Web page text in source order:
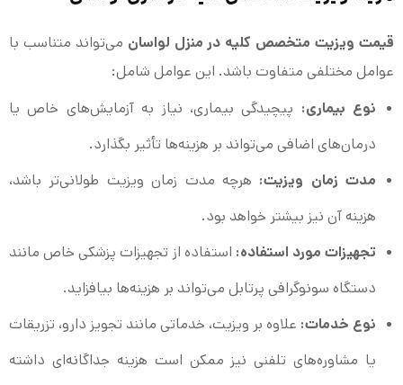
قیمت ویزیت متخصص کلیه در منزل لواسانمی‌تواند متناسب با
عوامل مختلفی متفاوت باشد. این عوامل شامل:
نوع بیماری:پیچیدگی بیماری، نیاز به آزمایش‌های خاص یا
درمان‌های اضافی می‌تواند بر هزینه‌ها تأثیر بگذارد.
مدت زمان ویزیت:هرچه مدت زمان ویزیت طولانی‌تر باشد،
هزینه آن نیز بیشتر خواهد بود.
تجهیزات مورد استفاده:استفاده از تجهیزات پزشکی خاص مانند
دستگاه سونوگرافی پرتابل می‌تواند بر هزینه‌ها بیافزاید.
نوع خدمات:علاوه بر ویزیت، خدماتی مانند تجویز دارو، تزریقات
یا مشاوره‌های تلفنی نیز ممکن است هزینه جداگانه‌ای داشته